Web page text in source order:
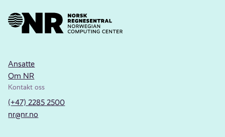
Ansatte
Om NR
Kontakt oss
(+47) 2285 2500
nr@nr.no